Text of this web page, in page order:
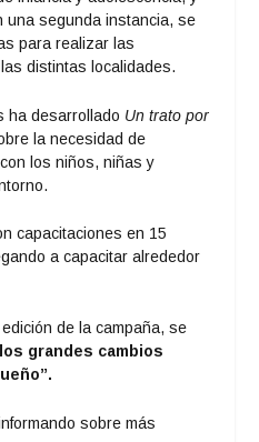
una segunda instancia, se
para realizar las
distintas localidades.
ha desarrollado Un trato por
la necesidad de
los niños, niñas y
capacitaciones en 15
a capacitar alrededor
de la campaña, se
grandes cambios
sobre más